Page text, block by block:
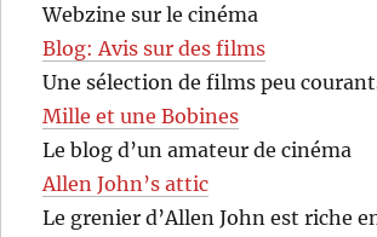
Webzine sur le cinéma
Blog: Avis sur des films
Une sélection de films peu
Mille et une Bobines
Le blog d’un amateur de cinéma
Allen John’s attic
Le grenier d’Allen John est riche